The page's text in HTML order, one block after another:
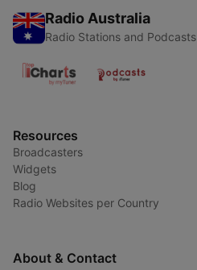
Radio Australia
Radio Stations and Podcasts
Resources
Broadcasters
Widgets
Blog
Radio Websites per Country
About & Contact